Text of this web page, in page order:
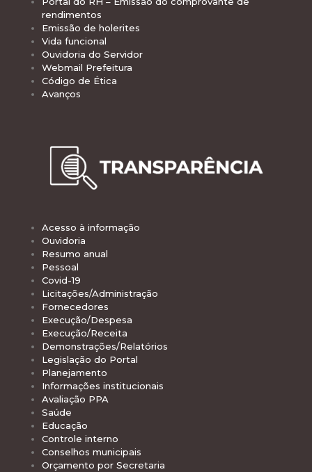
rendimentos
Emissão de holerites
Vida funcional
Ouvidoria do Servidor
Webmail Prefeitura
Código de Ética
Avanços
Acesso à informação
Ouvidoria
Resumo anual
Pessoal
Covid-19
Licitações/Administração
Fornecedores
Execução/Despesa
Execução/Receita
Demonstrações/Relatórios
Legislação do Portal
Planejamento
Informações institucionais
Avaliação PPA
Saúde
Educação
Controle interno
Conselhos municipais
Orçamento por Secretaria